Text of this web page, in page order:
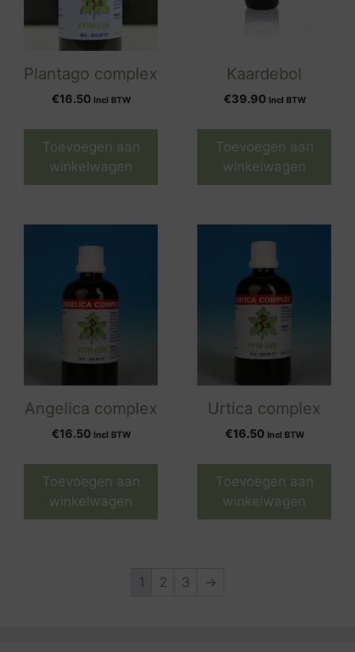
Plantago complex
€16.50 Incl BTW
Toevoegen aan
winkelwagen
Kaardebol
€39.90 Incl BTW
Toevoegen aan
winkelwagen
Angelica complex
€16.50 Incl BTW
Toevoegen aan
winkelwagen
Urtica complex
€16.50 Incl BTW
Toevoegen aan
winkelwagen
1 2 3 →